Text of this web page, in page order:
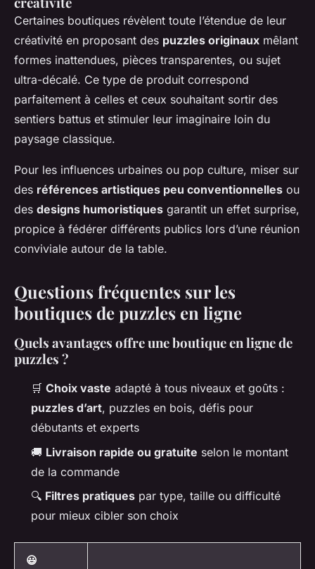
Certaines boutiques révèlent toute l’étendue de leur
créativité en proposant des puzzles originaux mêlant
formes inattendues, pièces transparentes, ou sujet
ultra-décalé. Ce type de produit correspond
parfaitement à celles et ceux souhaitant sortir des
sentiers battus et stimuler leur imaginaire loin du
paysage classique.
Pour les influences urbaines ou pop culture, miser sur
des références artistiques peu conventionnelles ou
des designs humoristiques garantit un effet surprise,
propice à fédérer différents publics lors d’une réunion
conviviale autour de la table.
Questions fréquentes sur les
boutiques de puzzles en ligne
Quels avantages offre une boutique en ligne de
puzzles ?
🛒 Choix vaste adapté à tous niveaux et goûts :
puzzles d’art, puzzles en bois, défis pour
débutants et experts
🚚 Livraison rapide ou gratuite selon le montant
de la commande
🔍 Filtres pratiques par type, taille ou difficulté
pour mieux cibler son choix
😃